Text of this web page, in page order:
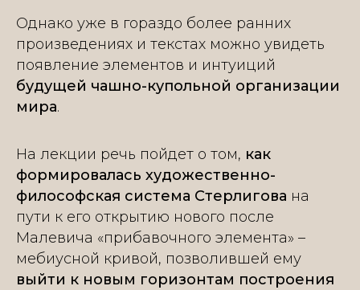
Однако уже в гораздо более ранних
произведениях и текстах можно увидеть
появление элементов и интуиций
будущей чашно-купольной организации
мира.
На лекции речь пойдет о том, как
формировалась художественно-
философская система Стерлигова на
пути к его открытию нового после
Малевича «прибавочного элемента» –
мебиусной кривой, позволившей ему
выйти к новым горизонтам построения